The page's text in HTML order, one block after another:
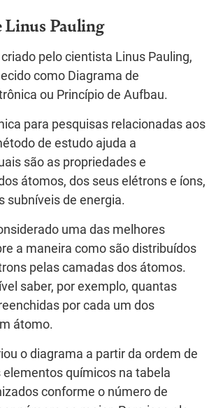
Linus Pauling
pelo cientista Linus Pauling,
como Diagrama de
ou Princípio de Aufbau.
para pesquisas relacionadas aos
de estudo ajuda a
são as propriedades e
átomos, dos seus elétrons e íons,
subníveis de energia.
uma das melhores
a maneira como são distribuídos
pelas camadas dos átomos.
saber, por exemplo, quantas
por cada um dos
átomo.
o diagrama a partir da ordem de
químicos na tabela
conforme o número de